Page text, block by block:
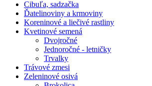
Cibuľa, sadzačka
Ďatelinoviny a krmoviny
Koreninové a liečivé rastliny
Kvetinové semená
Dvojročné
Jednoročné - letničky
Trvalky
Trávové zmesi
Zeleninové osivá